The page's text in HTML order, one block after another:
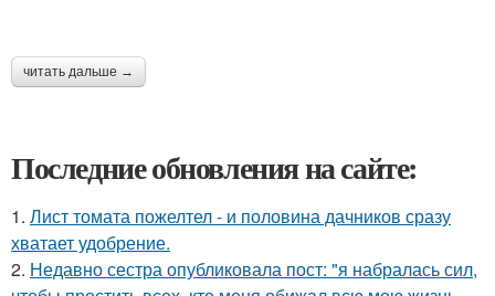
читать дальше →
Последние обновления на сайте:
1. Лист томата пожелтел - и половина дачников сразу
хватает удобрение.
2. Недавно сестра опубликовала пост: "я набралась сил,